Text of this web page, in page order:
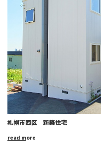
札幌市西区 新築住宅
read more